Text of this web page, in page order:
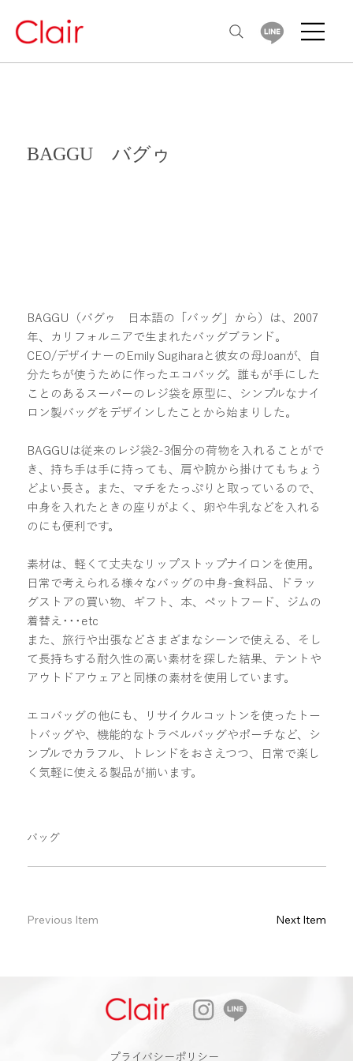
BAGGU バグゥ
BAGGU（バグゥ 日本語の「バッグ」から）は、2007
年、カリフォルニアで生まれたバッグブランド。
CEO/デザイナーのEmily Sugiharaと彼女の母Joanが、自
分たちが使うために作ったエコバッグ。誰もが手にした
ことのあるスーパーのレジ袋を原型に、シンプルなナイ
ロン製バッグをデザインしたことから始まりした。
BAGGUは従来のレジ袋2-3個分の荷物を入れることがで
き、持ち手は手に持っても、肩や腕から掛けてもちょう
どよい長さ。また、マチをたっぷりと取っているので、
中身を入れたときの座りがよく、卵や牛乳などを入れる
のにも便利です。
素材は、軽くて丈夫なリップストップナイロンを使用。
日常で考えられる様々なバッグの中身-食料品、ドラッ
グストアの買い物、ギフト、本、ペットフード、ジムの
着替え･･･etc
また、旅行や出張などさまざまなシーンで使える、そし
て長持ちする耐久性の高い素材を探した結果、テントや
アウトドアウェアと同様の素材を使用しています。
エコバッグの他にも、リサイクルコットンを使ったトー
トバッグや、機能的なトラベルバッグやポーチなど、シ
ンプルでカラフル、トレンドをおさえつつ、日常で楽し
く気軽に使える製品が揃います。
バッグ
Previous Item Next Item
​プライバシーポリシー